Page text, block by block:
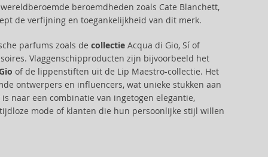
beroemdheden zoals Cate Blanchett,
de verfijning en toegankelijkheid van dit merk.
parfums zoals de collectieAcqua di Gio, Sí of
Vlaggenschipproducten zijn bijvoorbeeld het
of de lippenstiften uit de Lip Maestro-collectie. Het
ontwerpers en influencers, wat unieke stukken aan
naar een combinatie van ingetogen elegantie,
mode of klanten die hun persoonlijke stijl willen